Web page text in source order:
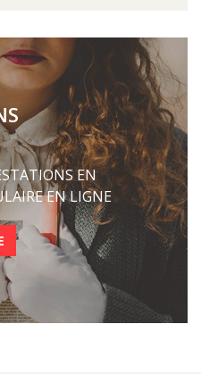
EN
EN LIGNE